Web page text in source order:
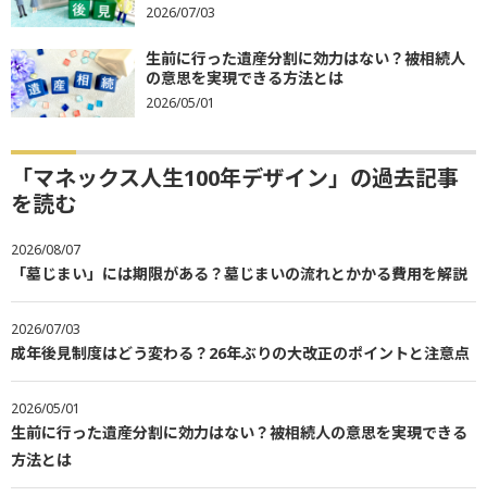
2026/07/03
生前に行った遺産分割に効力はない？被相続人
の意思を実現できる方法とは
2026/05/01
「マネックス人生100年デザイン」の過去記事
を読む
2026/08/07
「墓じまい」には期限がある？墓じまいの流れとかかる費用を解説
2026/07/03
成年後見制度はどう変わる？26年ぶりの大改正のポイントと注意点
2026/05/01
生前に行った遺産分割に効力はない？被相続人の意思を実現できる
方法とは